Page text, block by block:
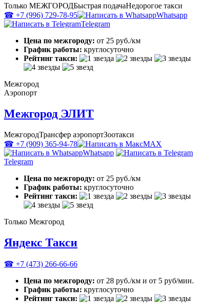
Только МЕЖГОРОДБыстрая подачаНедорогое такси
☎ +7 (996) 729-78-95
Whatsapp
Telegram
Цена по межгороду: от 25 руб./км
График работы: круглосуточно
Рейтинг такси:
Межгород
Аэропорт
Межгород ЭЛИТ
МежгородТрансфер аэропортЗоотакси
☎ +7 (909) 365-94-78
MAX
Whatsapp
Telegram
Цена по межгороду: от 25 руб./км
График работы: круглосуточно
Рейтинг такси:
Только Межгород
Яндекс Такси
☎ +7 (473) 266-66-66
Цена по межгороду: от 28 руб./км и от 5 руб/мин.
График работы: круглосуточно
Рейтинг такси: